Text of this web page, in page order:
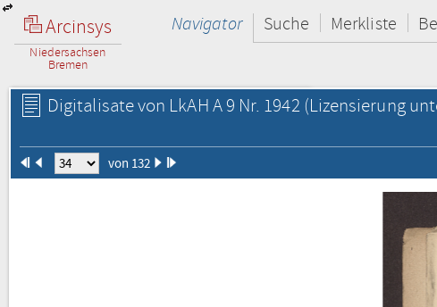
Arcinsys
Niedersachsen
Bremen
Navigator Suche Merkliste
Digitalisate von LkAH A 9 Nr. 1942 (Lizensierung
von 132